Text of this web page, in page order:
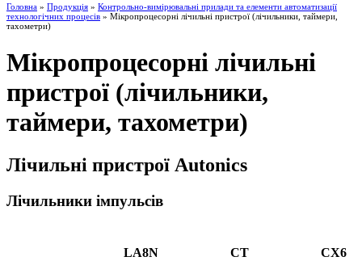
Головна » Продукція » Контрольно-вимірювальні прилади та елементи автоматизації
технологічних процесів » Мікропроцесорні лічильні пристрої (лічильники, таймери,
тахометри)
Мікропроцесорні лічильні
пристрої (лічильники,
таймери, тахометри)
Лічильні пристрої Autonics
Лічильники імпульсів
LA8N CT CX6